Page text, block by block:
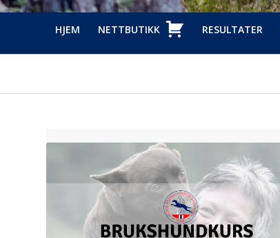
HJEM NETTBUTIKK RESULTATER